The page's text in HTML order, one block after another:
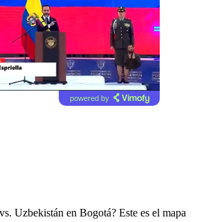
powered by
Uzbekistán en Bogotá? Este es el mapa